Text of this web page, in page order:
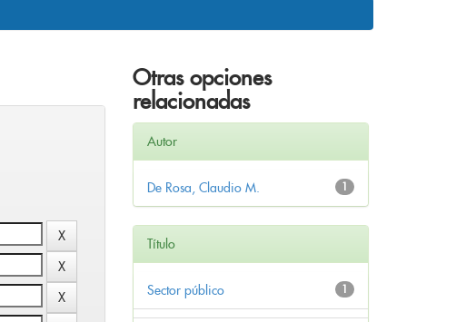
Otras opciones
relacionadas
Autor
1
De Rosa, Claudio M.
Título
1
Sector público